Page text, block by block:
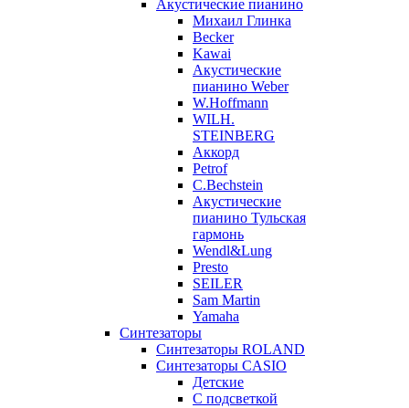
Акустические пианино
Михаил Глинка
Becker
Kawai
Акустические
пианино Weber
W.Hoffmann
WILH.
STEINBERG
Аккорд
Petrof
C.Bechstein
Акустические
пианино Тульская
гармонь
Wendl&Lung
Presto
SEILER
Sam Martin
Yamaha
Синтезаторы
Синтезаторы ROLAND
Синтезаторы CASIO
Детские
С подсветкой